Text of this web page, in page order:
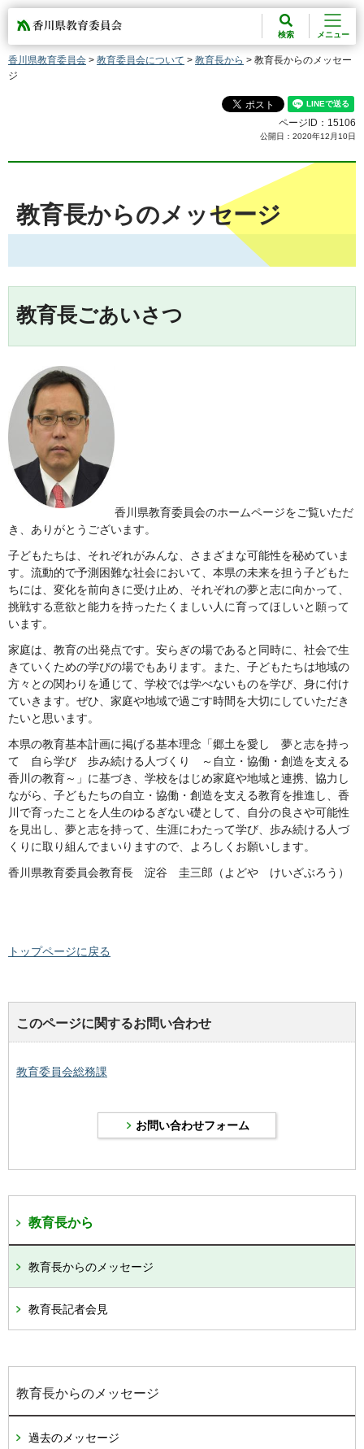
香川県教育委員会
検索 メニュー
香川県教育委員会 > 教育委員会について > 教育長から > 教育長からのメッセー
ジ
ページID：15106
公開日：2020年12月10日
教育長からのメッセージ
教育長ごあいさつ
香川県教育委員会のホームページをご覧いただ
き、ありがとうございます。
子どもたちは、それぞれがみんな、さまざまな可能性を秘めていま
す。流動的で予測困難な社会において、本県の未来を担う子どもた
ちには、変化を前向きに受け止め、それぞれの夢と志に向かって、
挑戦する意欲と能力を持ったたくましい人に育ってほしいと願って
います。
家庭は、教育の出発点です。安らぎの場であると同時に、社会で生
きていくための学びの場でもあります。また、子どもたちは地域の
方々との関わりを通じて、学校では学べないものを学び、身に付け
ていきます。ぜひ、家庭や地域で過ごす時間を大切にしていただき
たいと思います。
本県の教育基本計画に掲げる基本理念「郷土を愛し 夢と志を持っ
て 自ら学び 歩み続ける人づくり ～自立・協働・創造を支える
香川の教育～」に基づき、学校をはじめ家庭や地域と連携、協力し
ながら、子どもたちの自立・協働・創造を支える教育を推進し、香
川で育ったことを人生のゆるぎない礎として、自分の良さや可能性
を見出し、夢と志を持って、生涯にわたって学び、歩み続ける人づ
くりに取り組んでまいりますので、よろしくお願いします。
香川県教育委員会教育長 淀谷 圭三郎（よどや けいざぶろう）
トップページに戻る
このページに関するお問い合わせ
教育委員会総務課
教育長から
教育長からのメッセージ
教育長記者会見
教育長からのメッセージ
過去のメッセージ